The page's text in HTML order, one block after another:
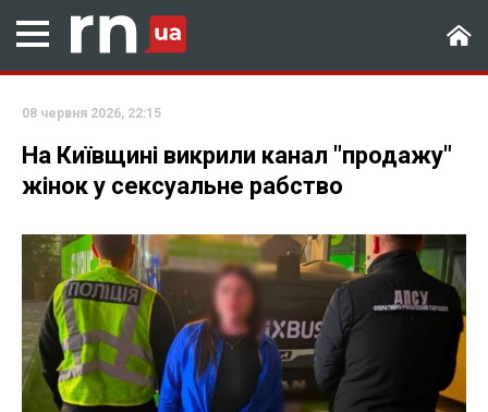
08 червня 2026, 22:15
На Київщині викрили канал "продажу"
жінок у сексуальне рабство